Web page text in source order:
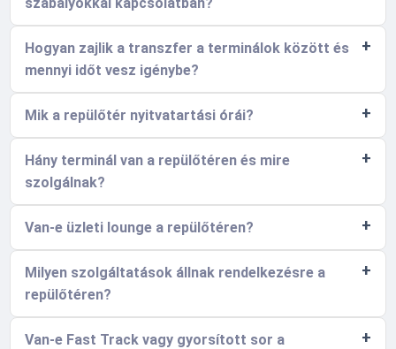
Hogyan zajlik a transzfer a terminálok között és
mennyi időt vesz igénybe?
Mik a repülőtér nyitvatartási órái?
Hány terminál van a repülőtéren és mire
szolgálnak?
Van-e üzleti lounge a repülőtéren?
Milyen szolgáltatások állnak rendelkezésre a
repülőtéren?
Van-e Fast Track vagy gyorsított sor a